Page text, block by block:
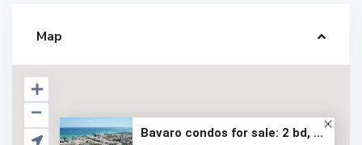
Map
Bavaro condos for sale: 2 bd, ...